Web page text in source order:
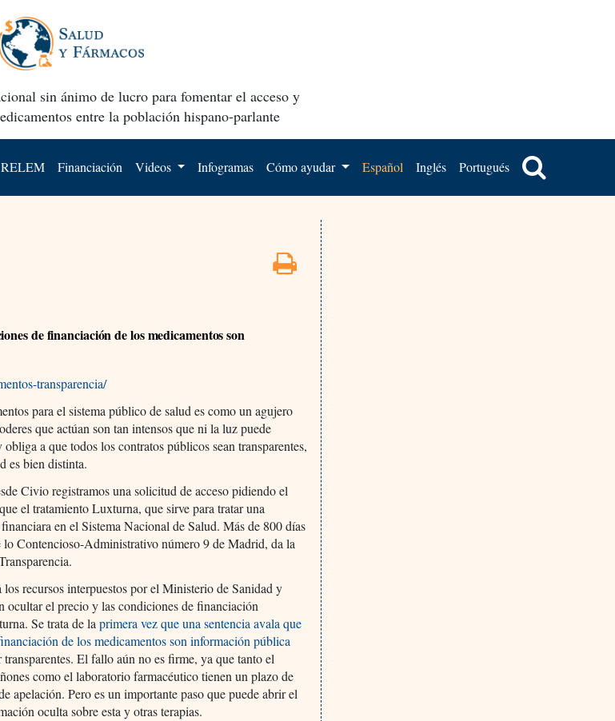
sin ánimo de lucro para fomentar el acceso y
entre la población hispano-parlante
RELEM Financiación Videos Infogramas Cómo ayudar Español Inglés Portugués
de financiación de los medicamentos son
transparencia/
para el sistema público de salud es como un agujero
que actúan son tan intensos que ni la luz puede
a que todos los contratos públicos sean transparentes,
es bien distinta.
Civio registramos una solicitud de acceso pidiendo el
el tratamiento Luxturna, que sirve para tratar una
en el Sistema Nacional de Salud. Más de 800 días
lo Contencioso-Administrativo número 9 de Madrid, da la
recursos interpuestos por el Ministerio de Sanidad y
ocultar el precio y las condiciones de financiación
Se trata de la primera vez que una sentencia avala que
de los medicamentos son información pública
El fallo aún no es firme, ya que tanto el
como el laboratorio farmacéutico tienen un plazo de
apelación. Pero es un importante paso que puede abrir el
oculta sobre esta y otras terapias.